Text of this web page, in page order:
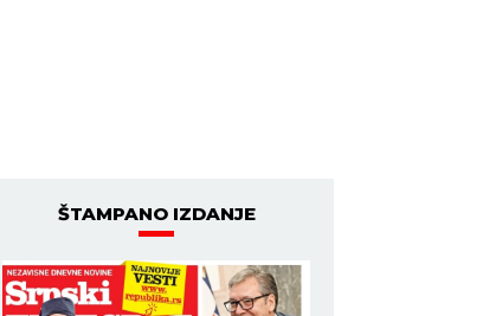
ŠTAMPANO IZDANJE